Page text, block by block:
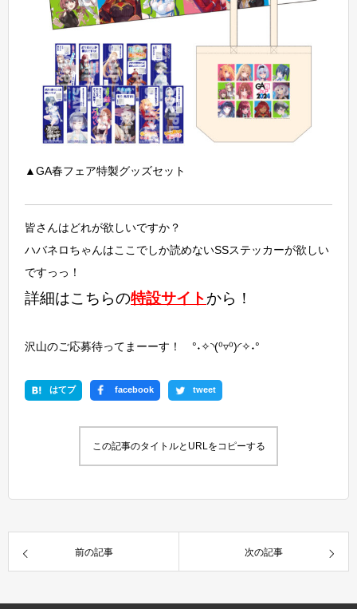
▲GA春フェア特製グッズセット
皆さんはどれが欲しいですか？
ハバネロちゃんはここでしか読めないSSステッカーが欲しい
ですっっ！
詳細はこちらの特設サイトから！
沢山のご応募待ってまーーす！ °˖✧◝(⁰▿⁰)◜✧˖°
はてブ facebook tweet
この記事のタイトルとURLをコピーする
前の記事 次の記事